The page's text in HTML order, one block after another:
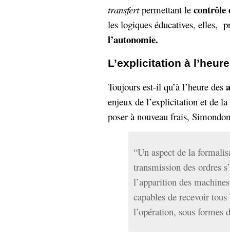
transfertpermettant le contrôle
les logiques éducatives, elles,
l’autonomie.
L’explicitation à
Toujours est-il qu’à l’heure des
enjeux de l’explicitation et de
poser à nouveau frais,
“Un aspect de la
transmission des ordres
l’apparition des
capables de recevoir
l’opération, sous formes